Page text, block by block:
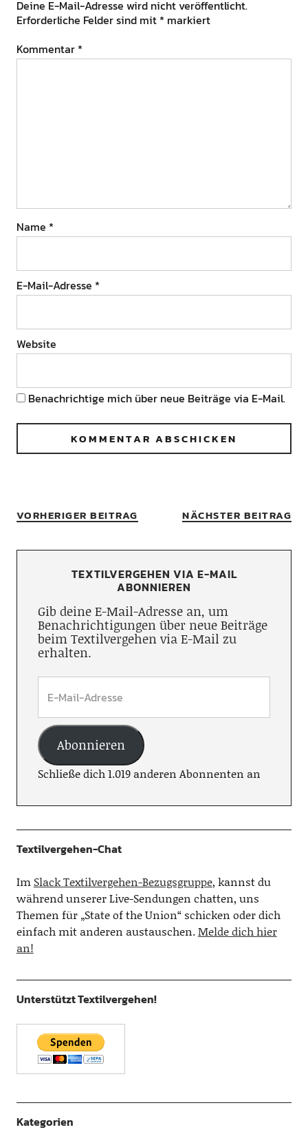
Deine E-Mail-Adresse wird nicht veröffentlicht.
Erforderliche Felder sind mit * markiert
Kommentar *
Name *
E-Mail-Adresse *
Website
Benachrichtige mich über neue Beiträge via E-Mail.
VORHERIGER BEITRAG NÄCHSTER BEITRAG
TEXTILVERGEHEN VIA E-MAIL
ABONNIEREN
Gib deine E-Mail-Adresse an, um
Benachrichtigungen über neue Beiträge
beim Textilvergehen via E-Mail zu
erhalten.
Abonnieren
Schließe dich 1.019 anderen Abonnenten an
Textilvergehen-Chat
Im Slack Textilvergehen-Bezugsgruppe, kannst du
während unserer Live-Sendungen chatten, uns
Themen für „State of the Union“ schicken oder dich
einfach mit anderen austauschen.Melde dich hier
an!
Unterstützt Textilvergehen!
Kategorien